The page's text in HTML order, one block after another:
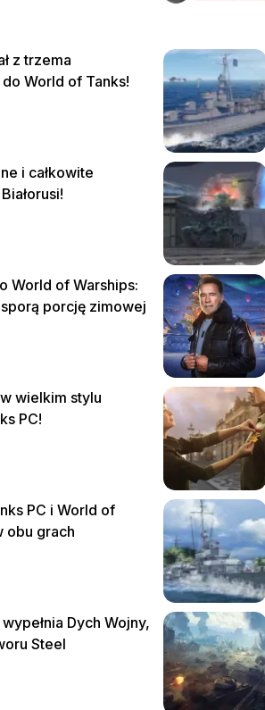
z trzema
World of Tanks!
i całkowite
World of Warships:
porcję zimowej
wielkim stylu
PC!
PC i World of
obu grach
Dych Wojny,
Steel